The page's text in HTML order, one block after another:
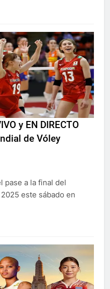
y EN DIRECTO
de Vóley
pase a la final del
este sábado en